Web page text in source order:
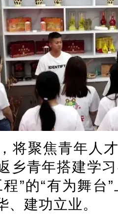
将聚焦青年人
乡青年搭建学
”的“有为舞台
、建功立业。